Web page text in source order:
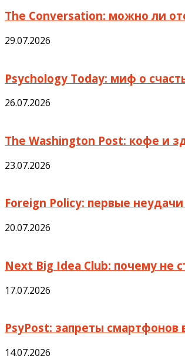
The Conversation: можно ли
29.07.2026
Psychology Today: миф о
26.07.2026
The Washington Post: кофе и
23.07.2026
Foreign Policy: первые
20.07.2026
Next Big Idea Club: почему не
17.07.2026
PsyPost: запреты
14.07.2026